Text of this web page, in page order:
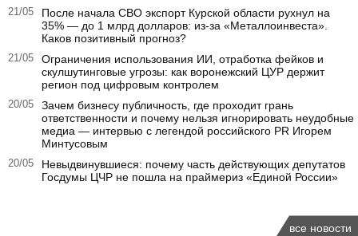
21/05
После начала СВО экспорт Курской области рухнул на
35% — до 1 млрд долларов: из-за «Металлоинвеста».
Каков позитивный прогноз?
21/05
Ограничения использования ИИ, отработка фейков и
скулшутинговые угрозы: как воронежский ЦУР держит
регион под цифровым контролем
20/05
Зачем бизнесу публичность, где проходит грань
ответственности и почему нельзя игнорировать неудобные
медиа — интервью с легендой российского PR Игорем
Минтусовым
20/05
Невыдвинувшиеся: почему часть действующих депутатов
Госдумы ЦЧР не пошла на праймериз «Единой России»
все новости